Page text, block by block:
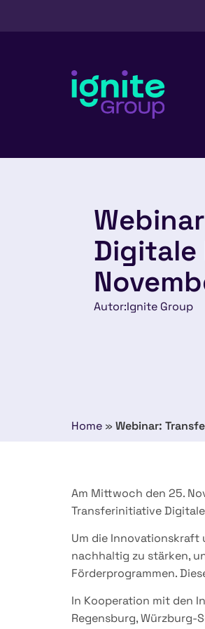
Digitale
Autor:Ignite Group
Home » Webinar:
Am Mittwoch den 25.
Transferinitiative
Um die
nachhaltig zu stärken,
Förderprogrammen.
In Kooperation mit den
Regensburg,